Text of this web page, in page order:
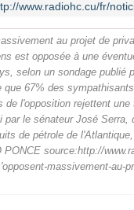
www.radiohc.cu/fr/
au projet de
est opposée à une
selon un sondage publié
que 67% des
de l'opposition rejettent
par le sénateur José
de pétrole de
source:http://
massivement-au-